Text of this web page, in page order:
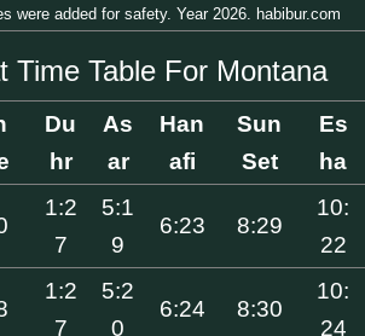
were added for safety. Year 2026. habibur.com
Time Table For Montana
Du
hr
As
ar
Han
afi
Sun
Set
Es
ha
1:2
7
5:1
9
6:23 8:29
10:
22
1:2
7
5:2
0
6:24 8:30
10:
24